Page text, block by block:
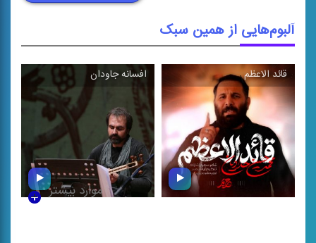
آلبوم‌هایی از همین سبک
قائد الاعظم\ افسانه جاودان
موارد بیشتر